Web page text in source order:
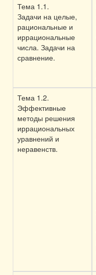
Тема 1.1.
Задачи на целые,
рациональные и
иррациональные
числа. Задачи на
сравнение.
Тема 1.2.
Эффективные
методы решения
иррациональных
уравнений и
неравенств.